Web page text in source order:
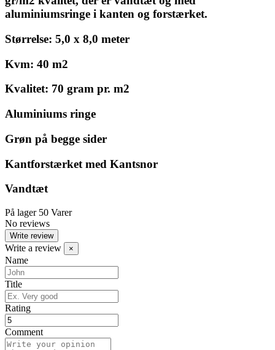
aluminiumsringe i kanten og forstærket.
Størrelse: 5,0 x 8,0 meter
Kvm: 40 m2
Kvalitet: 70 gram pr. m2
Aluminiums ringe
Grøn på begge sider
Kantforstærket med Kantsnor
Vandtæt
På lager 50 Varer
No reviews
Write review
Write a review ×
Name
Title
Rating
Comment